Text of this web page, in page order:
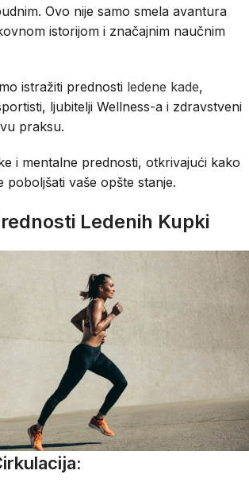
Ovo nije samo smela avantura
istorijom i značajnim naučnim
istražiti prednosti ledene kade,
ljubitelji Wellness-a i zdravstveni
praksu.
i mentalne prednosti, otkrivajući kako
poboljšati vaše opšte stanje.
Ledenih Kupki